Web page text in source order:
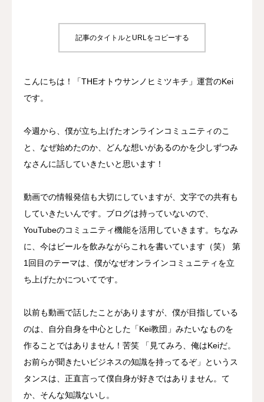
記事のタイトルとURLをコピーする
こんにちは！「THEオトウサンノヒミツキチ」運営のKei
です。
今週から、僕が立ち上げたオンラインコミュニティのこ
と、なぜ始めたのか、どんな想いがあるのかを少しずつみ
なさんに話していきたいと思います！
動画での情報発信も大切にしていますが、文字での共有も
していきたいんです。ブログは持っていないので、
YouTubeのコミュニティ機能を活用していきます。ちなみ
に、今はビールを飲みながらこれを書いています（笑） 第
1回目のテーマは、僕がなぜオンラインコミュニティを立
ち上げたかについてです。
以前も動画で話したことがありますが、僕が目指している
のは、自分自身を中心とした「Kei教団」みたいなものを
作ることではありません！苦笑 「見てみろ、俺はKeiだ。
お前らが聞きたいビジネスの知識を持ってるぞ」というス
タンスは、正直言って僕自身が好きではありません。て
か、そんな知識ないし。